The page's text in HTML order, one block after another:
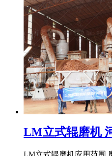
LM立式辊磨机
LM立式辊磨机应用范围